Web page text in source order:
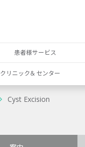
患者様サービス
クリニック& センター
Cyst Excision